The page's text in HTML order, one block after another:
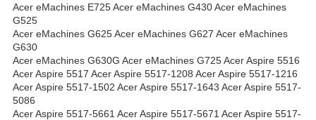
Acer eMachines E725 Acer eMachines G430 Acer eMachines
G525
Acer eMachines G625 Acer eMachines G627 Acer eMachines
G630
Acer eMachines G630G Acer eMachines G725 Acer Aspire 5516
Acer Aspire 5517 Acer Aspire 5517-1208 Acer Aspire 5517-1216
Acer Aspire 5517-1502 Acer Aspire 5517-1643 Acer Aspire 5517-
5086
Acer Aspire 5517-5661 Acer Aspire 5517-5671 Acer Aspire 5517-